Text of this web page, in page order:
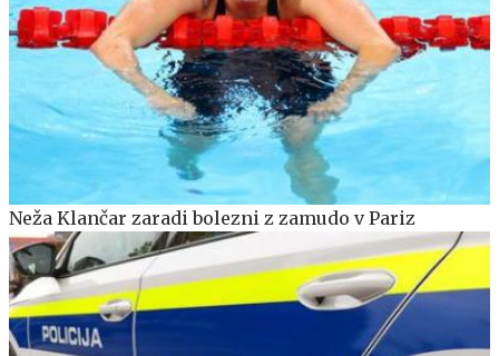
Neža Klančar zaradi bolezni z zamudo v Pariz